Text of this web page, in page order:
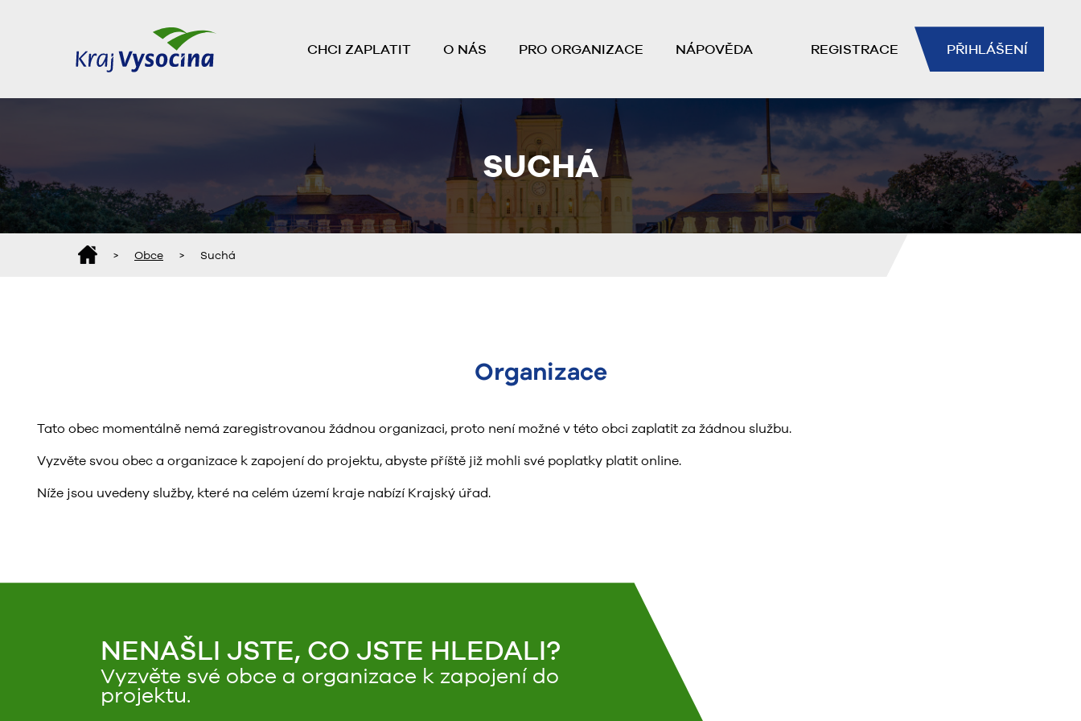
CHCI ZAPLATIT O NÁS PRO ORGANIZACE NÁPOVĚDA REGISTRACE PŘIHLÁŠENÍ
SUCHÁ
> Obce > Suchá
Organizace
Tato obec momentálně nemá zaregistrovanou žádnou organizaci, proto není možné v této obci zaplatit za žádnou službu.
Vyzvěte svou obec a organizace k zapojení do projektu, abyste příště již mohli své poplatky platit online.
Níže jsou uvedeny služby, které na celém území kraje nabízí Krajský úřad.
NENAŠLI JSTE, CO JSTE HLEDALI?
Vyzvěte své obce a organizace k zapojení do
projektu.